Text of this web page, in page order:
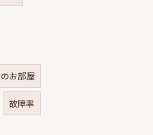
お部屋
故障率